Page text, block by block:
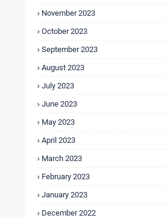
November 2023
October 2023
September 2023
August 2023
July 2023
June 2023
May 2023
April 2023
March 2023
February 2023
January 2023
December 2022